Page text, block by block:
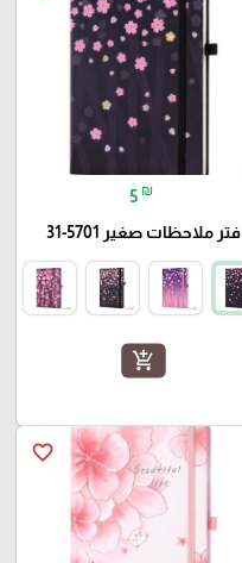
5 ₪
فتر ملاحظات صغير 5701-31
add_shopping_cart
favorite_border